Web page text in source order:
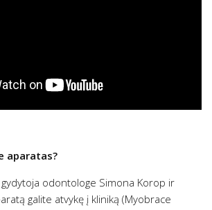
aparatas?
odontologe Simona Korop ir
galite atvykę į kliniką (Myobrace